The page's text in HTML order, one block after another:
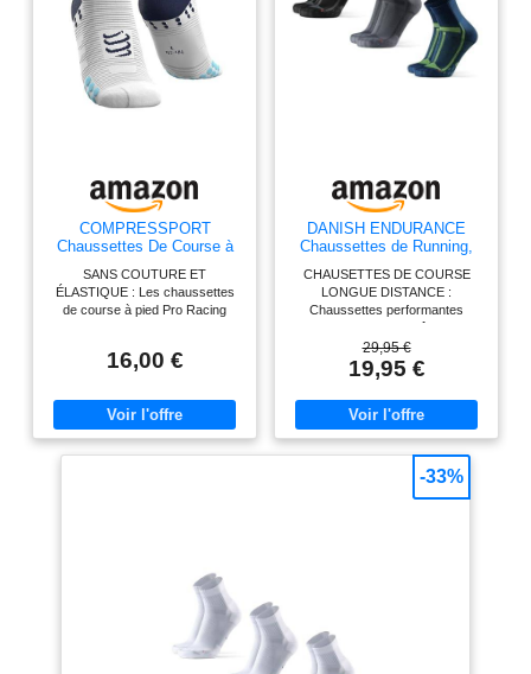
COMPRESSPORT
Chaussettes De Course à
V3 Run High - Prévention
des Ampoules - Amorti et
Respirabilité - Running et
Entraînement et
Compétition - Légère
SANS COUTURE ET
ÉLASTIQUE : Les chaussettes
de course à pied Pro Racing
pressions inutiles et vous offrent
vos courses. ULTRA-
VENTILATION : Les Pro Racing
V3 Run disposent de fines
bandes d'aération autour du pied
et augmente le retour veineux et
à atténuer la fatigue pour plus de
confort. PRÉVENTION DES
BLESSURES : Un soutien
amélioré de la voûte plantaire à
16,00 €
DANISH ENDURANCE
Chaussettes de Running,
(1x Blue/Jaune, 1x
Gris/Noir, 1x Noir/Gris), 43-
47
CHAUSETTES DE COURSE
LONGUE DISTANCE :
Chaussettes performantes
conçues pour l'entraînement
marathon, les courses estivales
et le confort sans ampoules à
chaque sortie SÉCHAGE
RAPIDE ET CONTRÔLE DE LA
CHALEUR : Le polypropylène
hydrophobe évacue la
transpiration et sèche
rapidement, gardant les pieds au
sec et réduisant le risque
compression de la voûte et l'orteil
sans couture assurent un bon
maintien FABRIQUÉES EN
29,95 €
19,95 €
-33%